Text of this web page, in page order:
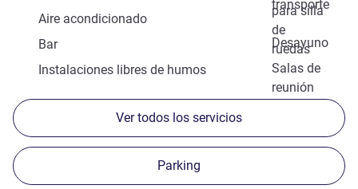
transporte
para silla
de
ruedas
Aire acondicionado
Desayuno
Bar
Salas de
reunión
Instalaciones libres de humos
Ver todos los servicios
Parking